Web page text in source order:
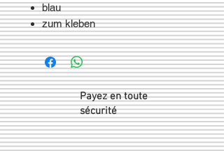
blau
zum kleben
Payez en toute
sécurité